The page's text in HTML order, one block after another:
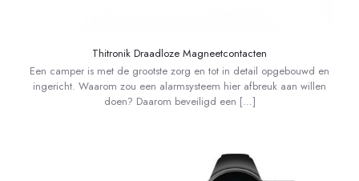
Thitronik Draadloze Magneetcontacten
Een camper is met de grootste zorg en tot in detail opgebouwd en
ingericht. Waarom zou een alarmsysteem hier afbreuk aan willen
doen? Daarom beveiligd een […]